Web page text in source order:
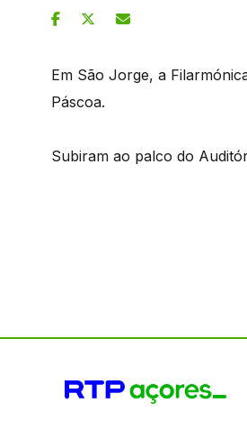
Em São Jorge, a
Páscoa.
Subiram ao palco do